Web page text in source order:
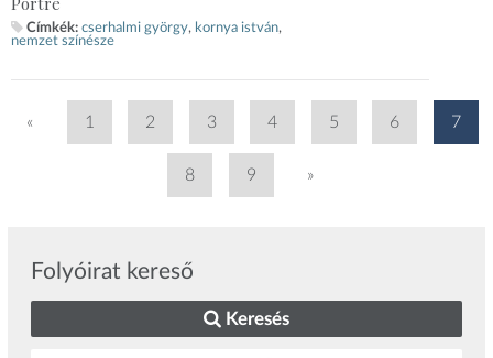
Címkék: cserhalmi györgy
kornya istván
nemzet színésze
« 1 2 3 4 5 6 7
8 9 »
Folyóirat kereső
Keresés